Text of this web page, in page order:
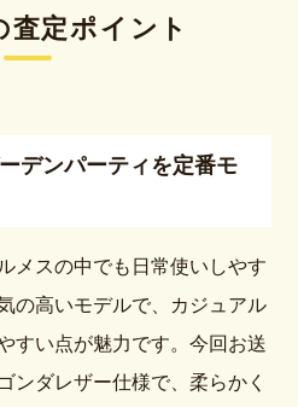
査定ポイント
デンパーティを定番モ
メスの中でも日常使いしやす
の高いモデルで、カジュアル
すい点が魅力です。今回お送
ンダレザー仕様で、柔らかく